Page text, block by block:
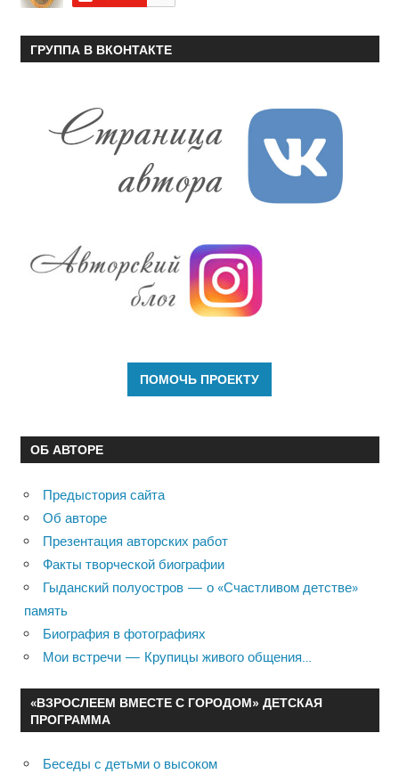
ГРУППА В ВКОНТАКТЕ
ОБ АВТОРЕ
Предыстория сайта
Об авторе
Презентация авторских работ
Факты творческой биографии
Гыданский полуостров — о «Счастливом детстве»
память
Биография в фотографиях
Мои встречи — Крупицы живого общения…
«ВЗРОСЛЕЕМ ВМЕСТЕ С ГОРОДОМ» ДЕТСКАЯ
ПРОГРАММА
Беседы с детьми о высоком